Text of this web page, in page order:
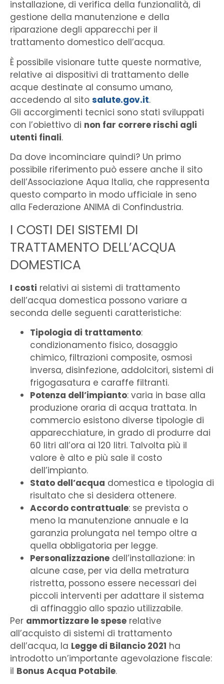
installazione, di verifica della funzionalità, di
gestione della manutenzione e della
riparazione degli apparecchi per il
trattamento domestico dell’acqua.
È possibile visionare tutte queste normative,
relative ai dispositivi di trattamento delle
acque destinate al consumo umano,
accedendo al sito salute.gov.it.
Gli accorgimenti tecnici sono stati sviluppati
con l’obiettivo di non far correre rischi agli
utenti finali.
Da dove incominciare quindi? Un primo
possibile riferimento può essere anche il sito
dell’Associazione Aqua Italia, che rappresenta
questo comparto in modo ufficiale in seno
alla Federazione ANIMA di Confindustria.
I COSTI DEI SISTEMI DI
TRATTAMENTO DELL’ACQUA
DOMESTICA
I costi relativi ai sistemi di trattamento
dell’acqua domestica possono variare a
seconda delle seguenti caratteristiche:
Tipologia di trattamento:
condizionamento fisico, dosaggio
chimico, filtrazioni composite, osmosi
inversa, disinfezione, addolcitori, sistemi di
frigogasatura e caraffe filtranti.
Potenza dell’impianto: varia in base alla
produzione oraria di acqua trattata. In
commercio esistono diverse tipologie di
apparecchiature, in grado di produrre dai
60 litri all’ora ai 120 litri. Talvolta più il
valore è alto e più sale il costo
dell’impianto.
Stato dell’acqua domestica e tipologia di
risultato che si desidera ottenere.
Accordo contrattuale: se prevista o
meno la manutenzione annuale e la
garanzia prolungata nel tempo oltre a
quella obbligatoria per legge.
Personalizzazione dell’installazione: in
alcune case, per via della metratura
ristretta, possono essere necessari dei
piccoli interventi per adattare il sistema
di affinaggio allo spazio utilizzabile.
Per ammortizzare le spese relative
all’acquisto di sistemi di trattamento
dell’acqua, la Legge di Bilancio 2021 ha
introdotto un’importante agevolazione fiscale:
il Bonus Acqua Potabile.